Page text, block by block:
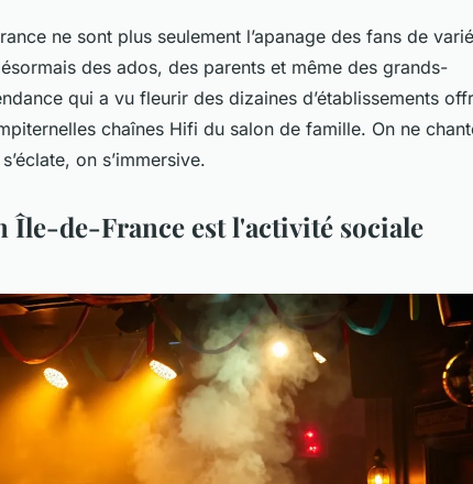
ne sont plus seulement l’apanage des fans de
des ados, des parents et même des grands-
qui a vu fleurir des dizaines d’établissements
chaînes Hifi du salon de famille. On ne
on s’immersive.
Île-de-France est l'activité sociale